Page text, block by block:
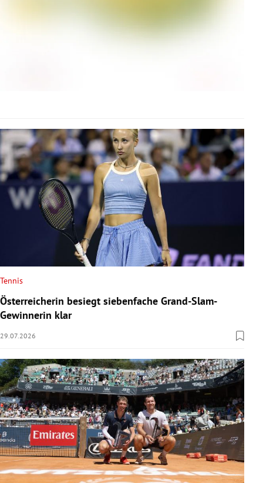
Tennis
Österreicherin besiegt siebenfache Grand-Slam-
Gewinnerin klar
29.07.2026